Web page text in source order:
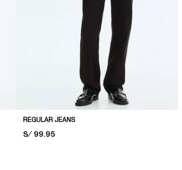
REGULAR JEANS
PRICE:
S/ 99.95